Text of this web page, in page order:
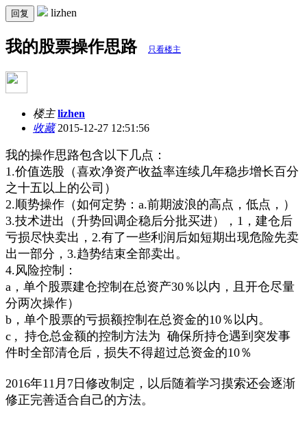
回复 lizhen
我的股票操作思路 只看楼主
楼主 lizhen
收藏2015-12-27 12:51:56
我的操作思路包含以下几点：
1.价值选股（喜欢净资产收益率连续几年稳步增长百分
之十五以上的公司）
2.顺势操作（如何定势：a.前期波浪的高点，低点，）
3.技术进出（升势回调企稳后分批买进），1，建仓后
亏损尽快卖出，2.有了一些利润后如短期出现危险先卖
出一部分，3.趋势结束全部卖出。
4.风险控制：
a，单个股票建仓控制在总资产30％以内，且开仓尽量
分两次操作）
b，单个股票的亏损额控制在总资金的10％以内。
c , 持仓总金额的控制方法为 确保所持仓遇到突发事
件时全部清仓后，损失不得超过总资金的10％
2016年11月7日修改制定，以后随着学习摸索还会逐渐
修正完善适合自己的方法。